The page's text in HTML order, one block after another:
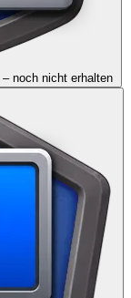
– noch nicht erhalten